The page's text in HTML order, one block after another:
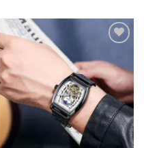
Add to
wishlist